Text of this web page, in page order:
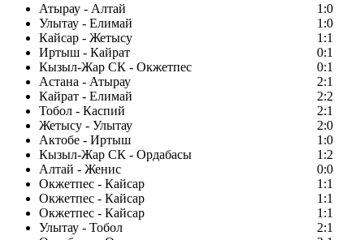
Атырау - Алтай
1:0
Улытау - Елимай
1:0
Кайсар - Жетысу
1:1
Иртыш - Кайрат
0:1
Кызыл-Жар СК - Окжетпес
0:1
Астана - Атырау
2:1
Кайрат - Елимай
2:2
Тобол - Каспий
2:1
Жетысу - Улытау
2:0
Актобе - Иртыш
1:0
Кызыл-Жар СК - Ордабасы
1:2
Алтай - Женис
0:0
Окжетпес - Кайсар
1:1
Окжетпес - Кайсар
1:1
Окжетпес - Кайсар
1:1
Улытау - Тобол
2:1